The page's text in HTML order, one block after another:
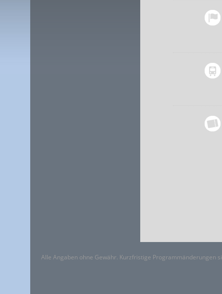
Alle Angaben ohne Gewähr. Kurzfristige Programmänderungen